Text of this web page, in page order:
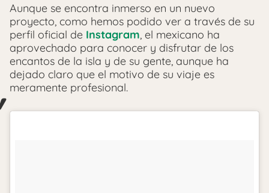
Aunque se encontra inmerso en un nuevo
proyecto, como hemos podido ver a través de su
perfil oficial de Instagram, el mexicano ha
aprovechado para conocer y disfrutar de los
encantos de la isla y de su gente, aunque ha
dejado claro que el motivo de su viaje es
meramente profesional.